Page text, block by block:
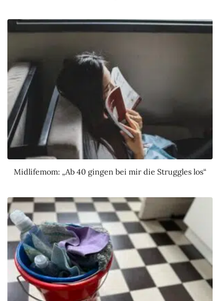
Midlifemom: „Ab 40 gingen bei mir die Struggles los“